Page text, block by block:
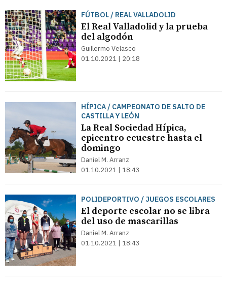
FÚTBOL / REAL VALLADOLID
El Real Valladolid y la prueba
del algodón
Guillermo Velasco
01.10.2021 | 20:18
HÍPICA / CAMPEONATO DE SALTO DE
CASTILLA Y LEÓN
La Real Sociedad Hípica,
epicentro ecuestre hasta el
domingo
Daniel M. Arranz
01.10.2021 | 18:43
POLIDEPORTIVO / JUEGOS ESCOLARES
El deporte escolar no se libra
del uso de mascarillas
Daniel M. Arranz
01.10.2021 | 18:43